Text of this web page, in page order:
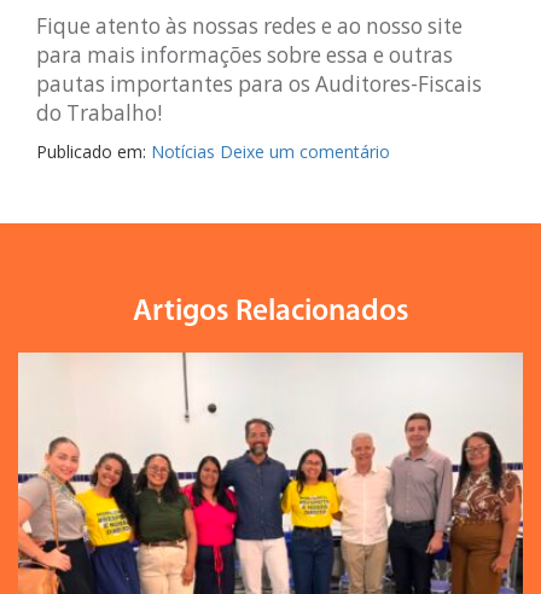
Fique atento às nossas redes e ao nosso site
para mais informações sobre essa e outras
pautas importantes para os Auditores-Fiscais
do Trabalho!
Publicado em: Notícias Deixe um comentário
Artigos Relacionados